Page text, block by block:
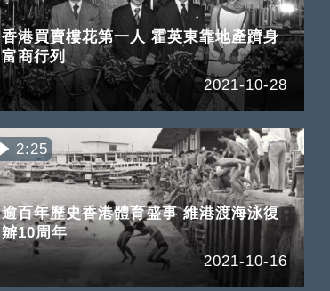
香港買賣樓花第一人 霍英東靠地產躋身
富商行列
2021-10-28
2:25
逾百年歷史香港體育盛事 維港渡海泳復
辧10周年
2021-10-16